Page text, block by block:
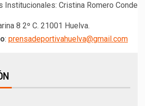
Institucionales: Cristina Romero Conde
8 2º C. 21001 Huelva.
: prensadeportivahuelva@gmail.com